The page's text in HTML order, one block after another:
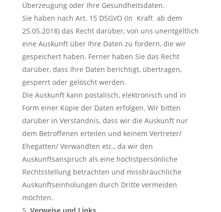
Überzeugung oder Ihre Gesundheitsdaten.
Sie haben nach Art. 15 DSGVO (In Kraft ab dem
25.05.2018) das Recht darüber, von uns unentgeltlich
eine Auskunft über Ihre Daten zu fordern, die wir
gespeichert haben. Ferner haben Sie das Recht
darüber, dass Ihre Daten berichtigt, übertragen,
gesperrt oder gelöscht werden.
Die Auskunft kann postalisch, elektronisch und in
Form einer Kopie der Daten erfolgen. Wir bitten
darüber in Verständnis, dass wir die Auskunft nur
dem Betroffenen erteilen und keinem Vertreter/
Ehegatten/ Verwandten etc., da wir den
Auskunftsanspruch als eine höchstpersönliche
Rechtsstellung betrachten und missbräuchliche
Auskunftseinholungen durch Dritte vermeiden
möchten.